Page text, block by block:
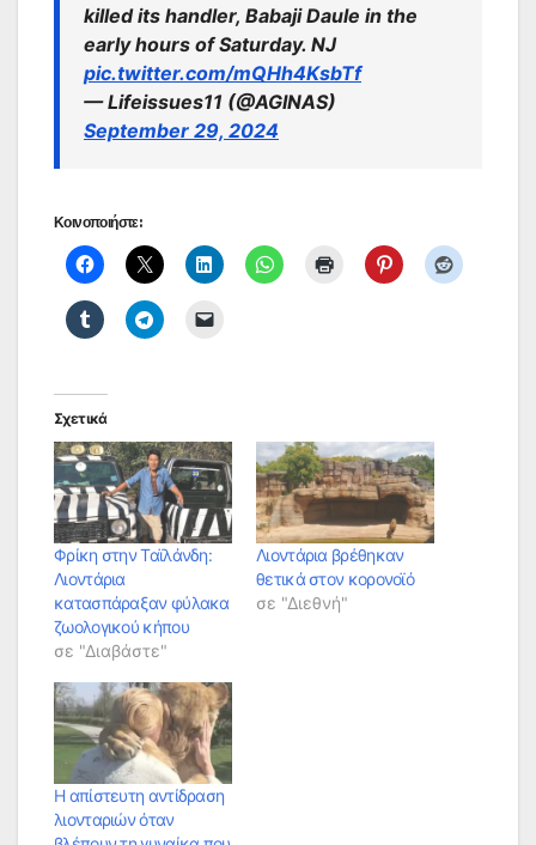
killed its handler, Babaji Daule in the
early hours of Saturday. NJ
pic.twitter.com/mQHh4KsbTf
— Lifeissues11 (@AGINAS)
September 29, 2024
Κοινοποιήστε:
Σχετικά
Φρίκη στην Ταϊλάνδη:
Λιοντάρια
κατασπάραξαν φύλακα
ζωολογικού κήπου
σε "Διαβάστε"
Λιοντάρια βρέθηκαν
θετικά στον κορονοϊό
σε "Διεθνή"
Η απίστευτη αντίδραση
λιονταριών όταν